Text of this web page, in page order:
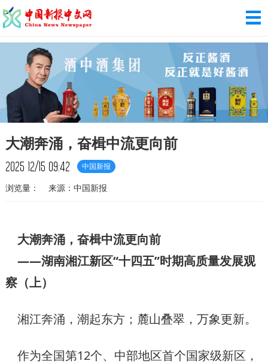
大潮奔涌，奋楫中流更向前
2025 12/15 09:42 中国新报
浏览量： 来源：中国新报
大潮奔涌，奋楫中流更向前
——湖南湘江新区“十四五”时期高质量发展观
察（上）
湘江奔涌，潮起东方；麓山叠翠，万象更新。
作为全国第12个、中部地区首个国家级新区，